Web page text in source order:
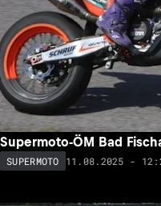
Supermoto-ÖM Bad
SUPERMOTO 11.08.2025 -